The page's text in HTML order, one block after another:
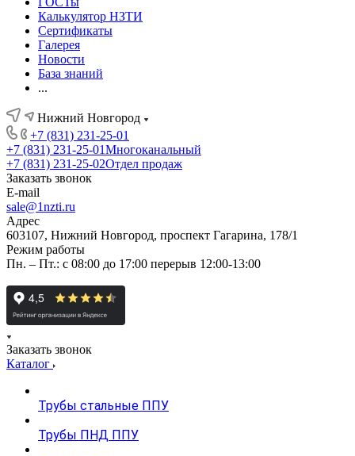
Калькулятор НЗТИ
Сертификаты
Галерея
Новости
База знаний
...
Нижний Новгород
+7 (831) 231-25-01
+7 (831) 231-25-01Многоканальный
+7 (831) 231-25-02Отдел продаж
Заказать звонок
E-mail
sale@1nzti.ru
Адрес
603107, Нижний Новгород, проспект Гагарина, 178/1
Режим работы
Пн. – Пт.: с 08:00 до 17:00 перерыв 12:00-13:00
Заказать звонок
Каталог
Трубы стальные ППУ
Трубы ПНД ППУ